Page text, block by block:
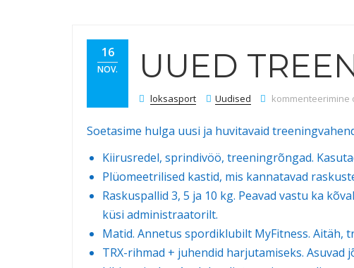
16
NOV. UUED
loksasport Uudised Uued
kommenteerimine
Soetasime hulga uusi ja huvitavaid
Kiirusredel, sprindivöö, treeningrõngad.
Plüomeetrilised kastid, mis kannatavad
Raskuspallid 3, 5 ja 10 kg. Peavad vastu ka
küsi administraatorilt.
Matid. Annetus spordiklubilt MyFitness. Aitäh,
TRX-rihmad + juhendid harjutamiseks. Asuvad